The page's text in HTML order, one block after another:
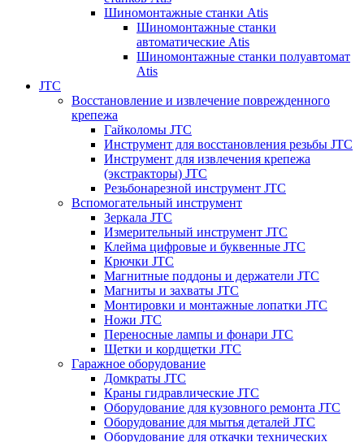
Шиномонтажные станки Atis
Шиномонтажные станки
автоматические Atis
Шиномонтажные станки полуавтомат
Atis
JTC
Восстановление и извлечение поврежденного
крепежа
Гайколомы JTC
Инструмент для восстановления резьбы JTC
Инструмент для извлечения крепежа
(экстракторы) JTC
Резьбонарезной инструмент JTC
Вспомогательный инструмент
Зеркала JTC
Измерительный инструмент JTC
Клейма цифровые и буквенные JTC
Крючки JTC
Магнитные поддоны и держатели JTC
Магниты и захваты JTC
Монтировки и монтажные лопатки JTC
Ножи JTC
Переносные лампы и фонари JTC
Щетки и кордщетки JTC
Гаражное оборудование
Домкраты JTC
Краны гидравлические JTC
Оборудование для кузовного ремонта JTC
Оборудование для мытья деталей JTC
Оборудование для откачки технических